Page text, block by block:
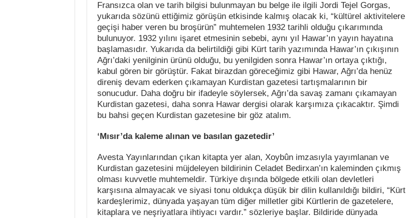
Fransızca olan ve tarih bilgisi bulunmayan bu belge ile ilgili Jordi Tejel Gorgas,
yukarıda sözünü ettiğimiz görüşün etkisinde kalmış olacak ki, “kültürel aktivitelere
geçişi haber veren bu broşürün” muhtemelen 1932 tarihli olduğu çıkarımında
bulunuyor. 1932 yılını işaret etmesinin sebebi, aynı yıl Hawar’ın yayın hayatına
başlamasıdır. Yukarıda da belirtildiği gibi Kürt tarih yazımında Hawar’ın çıkışının
Ağrı’daki yenilginin ürünü olduğu, bu yenilgiden sonra Hawar’ın ortaya çıktığı,
kabul gören bir görüştür. Fakat birazdan göreceğimiz gibi Hawar, Ağrı’da henüz
direniş devam ederken çıkamayan Kurdistan gazetesi tartışmalarının bir
sonucudur. Daha doğru bir ifadeyle söylersek, Ağrı’da savaş zamanı çıkamayan
Kurdistan gazetesi, daha sonra Hawar dergisi olarak karşımıza çıkacaktır. Şimdi
bu bahsi geçen Kurdistan gazetesine bir göz atalım.
‘Mısır’da kaleme alınan ve basılan gazetedir’
Avesta Yayınlarından çıkan kitapta yer alan, Xoybûn imzasıyla yayımlanan ve
Kurdistan gazetesini müjdeleyen bildirinin Celadet Bedirxan’ın kaleminden çıkmış
olması kuvvetle muhtemeldir. Türkiye dışında bölgede etkili olan devletleri
karşısına almayacak ve siyasi tonu oldukça düşük bir dilin kullanıldığı bildiri, “Kürt
kardeşlerimiz, dünyada yaşayan tüm diğer milletler gibi Kürtlerin de gazetelere,
kitaplara ve neşriyatlara ihtiyacı vardır.” sözleriye başlar. Bildiride dünyada